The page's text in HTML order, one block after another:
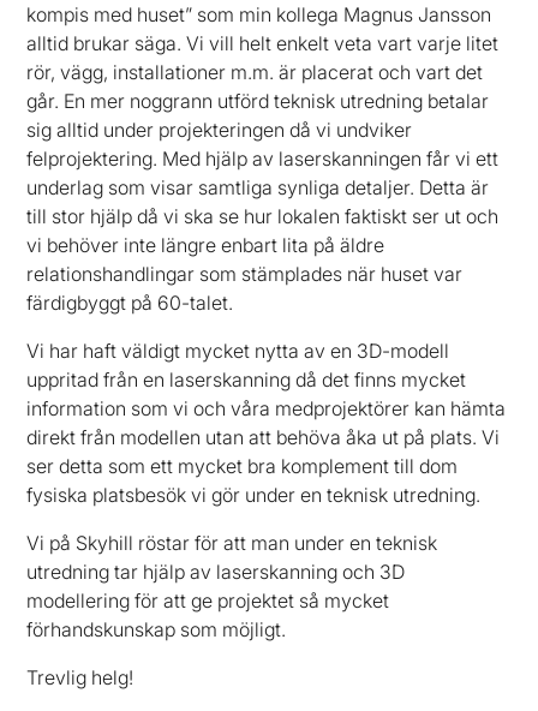
kompis med huset” som min kollega Magnus Jansson
alltid brukar säga. Vi vill helt enkelt veta vart varje litet
rör, vägg, installationer m.m. är placerat och vart det
går. En mer noggrann utförd teknisk utredning betalar
sig alltid under projekteringen då vi undviker
felprojektering. Med hjälp av laserskanningen får vi ett
underlag som visar samtliga synliga detaljer. Detta är
till stor hjälp då vi ska se hur lokalen faktiskt ser ut och
vi behöver inte längre enbart lita på äldre
relationshandlingar som stämplades när huset var
färdigbyggt på 60-talet.
Vi har haft väldigt mycket nytta av en 3D-modell
uppritad från en laserskanning då det finns mycket
information som vi och våra medprojektörer kan hämta
direkt från modellen utan att behöva åka ut på plats. Vi
ser detta som ett mycket bra komplement till dom
fysiska platsbesök vi gör under en teknisk utredning.
Vi på Skyhill röstar för att man under en teknisk
utredning tar hjälp av laserskanning och 3D
modellering för att ge projektet så mycket
förhandskunskap som möjligt.
Trevlig helg!